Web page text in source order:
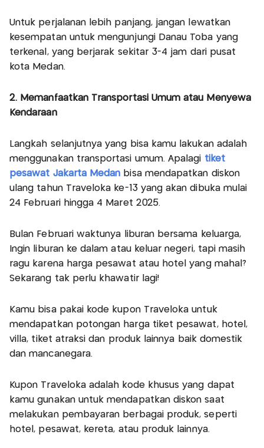
Untuk perjalanan lebih panjang, jangan lewatkan
kesempatan untuk mengunjungi Danau Toba yang
terkenal, yang berjarak sekitar 3-4 jam dari pusat
kota Medan.
2. Memanfaatkan Transportasi Umum atau Menyewa
Kendaraan
Langkah selanjutnya yang bisa kamu lakukan adalah
menggunakan transportasi umum. Apalagi tiket
pesawat Jakarta Medan bisa mendapatkan diskon
ulang tahun Traveloka ke-13 yang akan dibuka mulai
24 Februari hingga 4 Maret 2025.
Bulan Februari waktunya liburan bersama keluarga,
Ingin liburan ke dalam atau keluar negeri, tapi masih
ragu karena harga pesawat atau hotel yang mahal?
Sekarang tak perlu khawatir lagi!
Kamu bisa pakai kode kupon Traveloka untuk
mendapatkan potongan harga tiket pesawat, hotel,
villa, tiket atraksi dan produk lainnya baik domestik
dan mancanegara.
Kupon Traveloka adalah kode khusus yang dapat
kamu gunakan untuk mendapatkan diskon saat
melakukan pembayaran berbagai produk, seperti
hotel, pesawat, kereta, atau produk lainnya.